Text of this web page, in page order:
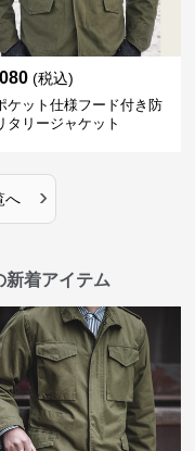
(税込)
ケット仕様フード付き防
タリージャケット
へ ›
新着アイテム